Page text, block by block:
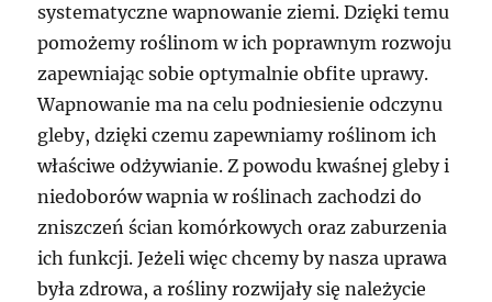
systematyczne wapnowanie ziemi. Dzięki temu
pomożemy roślinom w ich poprawnym rozwoju
zapewniając sobie optymalnie obfite uprawy.
Wapnowanie ma na celu podniesienie odczynu
gleby, dzięki czemu zapewniamy roślinom ich
właściwe odżywianie. Z powodu kwaśnej gleby i
niedoborów wapnia w roślinach zachodzi do
zniszczeń ścian komórkowych oraz zaburzenia
ich funkcji. Jeżeli więc chcemy by nasza uprawa
była zdrowa, a rośliny rozwijały się należycie